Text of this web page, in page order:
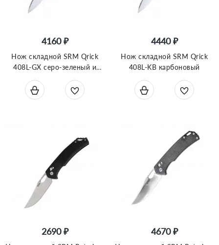
4160 ₽
Нож складной SRM Qrick
408L-GX серо-зеленый и
4440 ₽
Нож складной SRM Qrick
408L-KB карбоновый
2690 ₽ 4670 ₽